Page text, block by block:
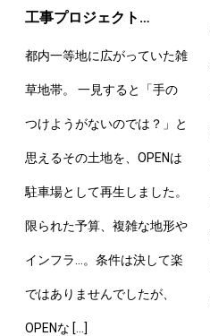
工事プロジェクト…
都内一等地に広がっていた雑
草地帯。 一見すると「手の
つけようがないのでは？」と
思えるその土地を、OPENは
駐車場として再生しました。
限られた予算、複雑な地形や
インフラ…。条件は決して楽
ではありませんでしたが、
OPENな […]